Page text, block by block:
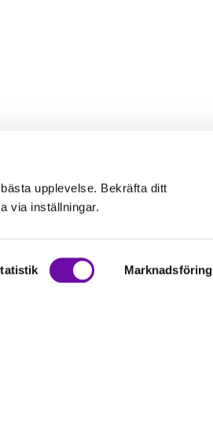
upplevelse. Bekräfta ditt
via inställningar.
Marknadsföring